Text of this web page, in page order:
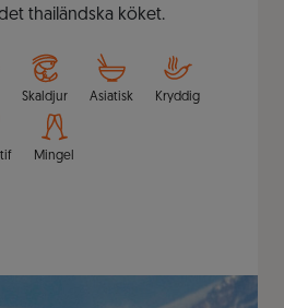
thailändska köket.
Skaldjur Asiatisk Kryddig
Mingel